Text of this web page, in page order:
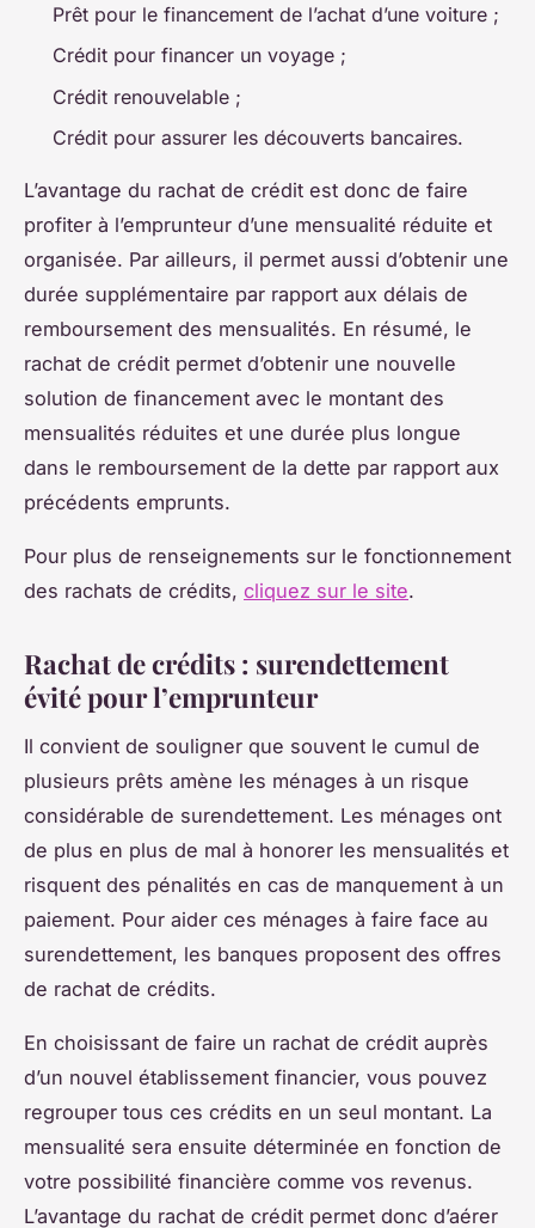
Prêt pour le financement de l’achat d’une voiture ;
Crédit pour financer un voyage ;
Crédit renouvelable ;
Crédit pour assurer les découverts bancaires.
L’avantage du rachat de crédit est donc de faire
profiter à l’emprunteur d’une mensualité réduite et
organisée. Par ailleurs, il permet aussi d’obtenir une
durée supplémentaire par rapport aux délais de
remboursement des mensualités. En résumé, le
rachat de crédit permet d’obtenir une nouvelle
solution de financement avec le montant des
mensualités réduites et une durée plus longue
dans le remboursement de la dette par rapport aux
précédents emprunts.
Pour plus de renseignements sur le fonctionnement
des rachats de crédits, cliquez sur le site.
Rachat de crédits : surendettement
évité pour l’emprunteur
Il convient de souligner que souvent le cumul de
plusieurs prêts amène les ménages à un risque
considérable de surendettement. Les ménages ont
de plus en plus de mal à honorer les mensualités et
risquent des pénalités en cas de manquement à un
paiement. Pour aider ces ménages à faire face au
surendettement, les banques proposent des offres
de rachat de crédits.
En choisissant de faire un rachat de crédit auprès
d’un nouvel établissement financier, vous pouvez
regrouper tous ces crédits en un seul montant. La
mensualité sera ensuite déterminée en fonction de
votre possibilité financière comme vos revenus.
L’avantage du rachat de crédit permet donc d’aérer